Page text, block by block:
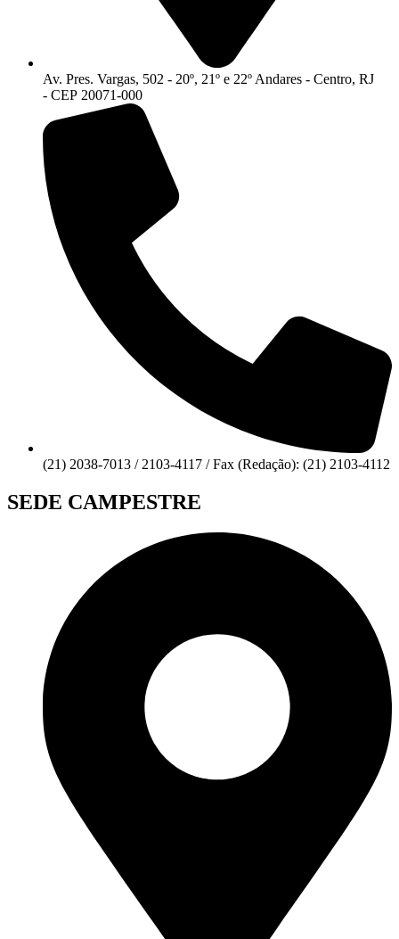
Av. Pres. Vargas, 502 - 20º, 21º e 22º Andares - Centro, RJ
- CEP 20071-000
(21) 2038-7013 / 2103-4117 / Fax (Redação): (21) 2103-4112
SEDE CAMPESTRE